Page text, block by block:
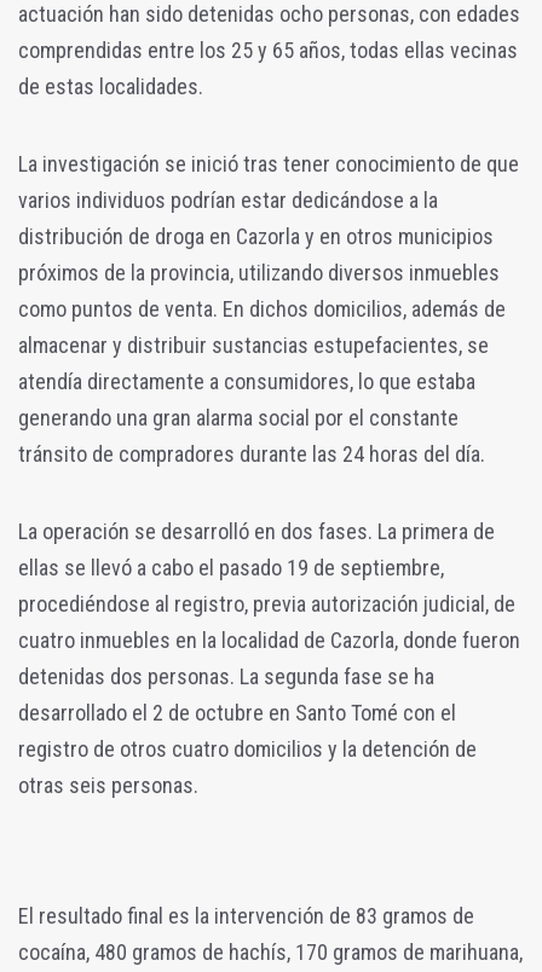
actuación han sido detenidas ocho personas, con edades
comprendidas entre los 25 y 65 años, todas ellas vecinas
de estas localidades.
La investigación se inició tras tener conocimiento de que
varios individuos podrían estar dedicándose a la
distribución de droga en Cazorla y en otros municipios
próximos de la provincia, utilizando diversos inmuebles
como puntos de venta. En dichos domicilios, además de
almacenar y distribuir sustancias estupefacientes, se
atendía directamente a consumidores, lo que estaba
generando una gran alarma social por el constante
tránsito de compradores durante las 24 horas del día.
La operación se desarrolló en dos fases. La primera de
ellas se llevó a cabo el pasado 19 de septiembre,
procediéndose al registro, previa autorización judicial, de
cuatro inmuebles en la localidad de Cazorla, donde fueron
detenidas dos personas. La segunda fase se ha
desarrollado el 2 de octubre en Santo Tomé con el
registro de otros cuatro domicilios y la detención de
otras seis personas.
El resultado final es la intervención de 83 gramos de
cocaína, 480 gramos de hachís, 170 gramos de marihuana,